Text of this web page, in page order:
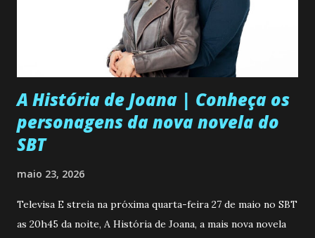
A História de Joana | Conheça os
personagens da nova novela do
SBT
maio 23, 2026
Televisa E streia na próxima quarta-feira 27 de maio no SBT
as 20h45 da noite, A História de Joana, a mais nova novela